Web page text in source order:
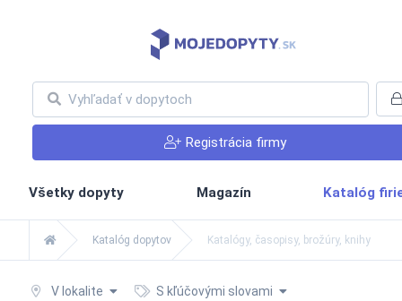
Registrácia firmy
Všetky dopyty Magazín Katalóg
Katalóg dopytov Katalógy, časopisy, brožúry, knihy
V lokalite
S kľúčovými slovami